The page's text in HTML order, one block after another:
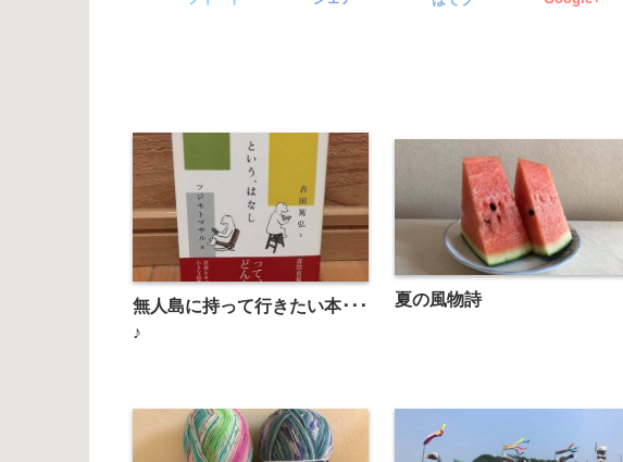
無人島に持って行きたい本･･･
♪
夏の風物詩